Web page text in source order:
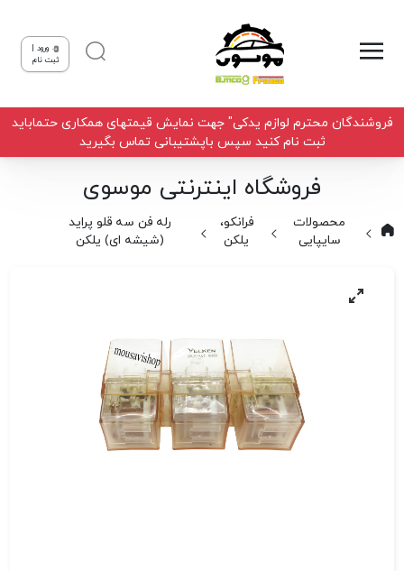
ورود |
ثبت نام
فروشندگان محترم لوازم یدکی" جهت نمایش قیمتهای همکاری حتماباید
ثبت نام کنید سپس باپشتیبانی تماس بگیرید
فروشگاه اینترنتی موسوی
محصولات
سایپایی
فرانکو،
یلکن
رله فن سه قلو پراید
(شیشه ای) یلکن